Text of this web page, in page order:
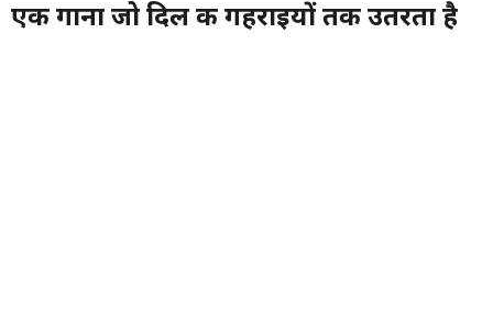
एक गाना जो दिल की गहराइयों तक उतरता है